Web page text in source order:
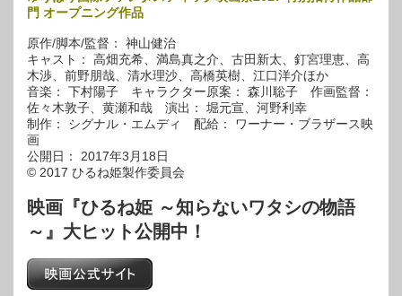
門 オープニング作品
原作/脚本/監督： 神山健治
キャスト： 高畑充希、満島真之介、古田新太、釘宮理恵、高
木渉、前野朋哉、清水理沙、高橋英樹、江口洋介ほか
音楽： 下村陽子 キャラクター原案： 森川聡子 作画監督：
佐々木敦子、黄瀬和哉 演出： 堀元宣、河野利幸
制作： シグナル・エムディ 配給： ワーナー・ブラザース映
画
公開日： 2017年3月18日
© 2017 ひるね姫製作委員会
映画『ひるね姫 ～知らないワタシの物語
～』大ヒット公開中！